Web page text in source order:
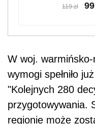
119 zł
W woj.
wymogi spełniło
"Kolejnych 280
przygotowywania.
regionie może